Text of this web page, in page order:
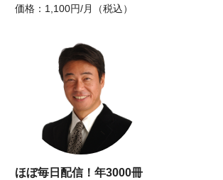
価格：1,100円/月（税込）
ほぼ毎日配信！年3000冊